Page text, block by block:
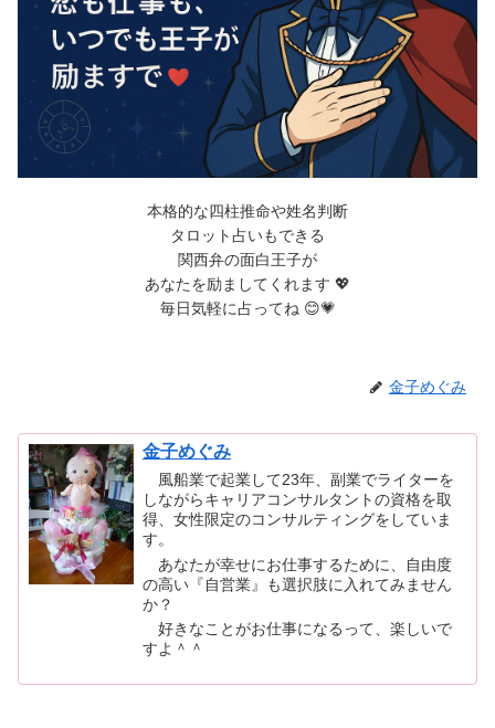
本格的な四柱推命や姓名判断
タロット占いもできる
関西弁の面白王子が
あなたを励ましてくれます 💖
毎日気軽に占ってね 😊💗
金子めぐみ
金子めぐみ
風船業で起業して23年、副業でライターを
しながらキャリアコンサルタントの資格を取
得、女性限定のコンサルティングをしていま
す。
あなたが幸せにお仕事するために、自由度
の高い『自営業』も選択肢に入れてみません
か？
好きなことがお仕事になるって、楽しいで
すよ＾＾